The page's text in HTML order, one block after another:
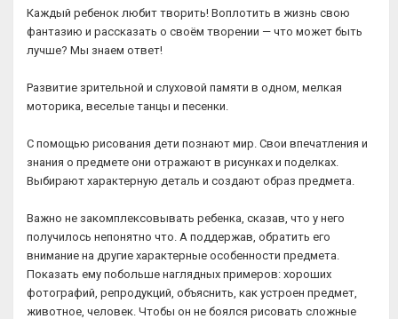
Каждый ребенок любит творить! Воплотить в жизнь свою
фантазию и рассказать о своём творении — что может быть
лучше? Мы знаем ответ!
Развитие зрительной и слуховой памяти в одном, мелкая
моторика, веселые танцы и песенки.
С помощью рисования дети познают мир. Свои впечатления и
знания о предмете они отражают в рисунках и поделках.
Выбирают характерную деталь и создают образ предмета.
Важно не закомплексовывать ребенка, сказав, что у него
получилось непонятно что. А поддержав, обратить его
внимание на другие характерные особенности предмета.
Показать ему побольше наглядных примеров: хороших
фотографий, репродукций, объяснить, как устроен предмет,
животное, человек. Чтобы он не боялся рисовать сложные